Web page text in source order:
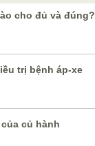
cho đủ và đúng?
trị bệnh áp-xe
củ hành